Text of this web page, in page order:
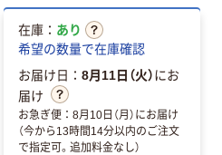
在庫： あり
希望の数量で在庫確認
お届け日： 8月11日（火）にお
届け
お急ぎ便：8月10日（月）にお届け
（今から13時間14分以内のご注文
で指定可。追加料金なし）